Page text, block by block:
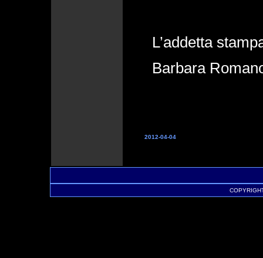
L’addetta
Barbara
2012-04-04